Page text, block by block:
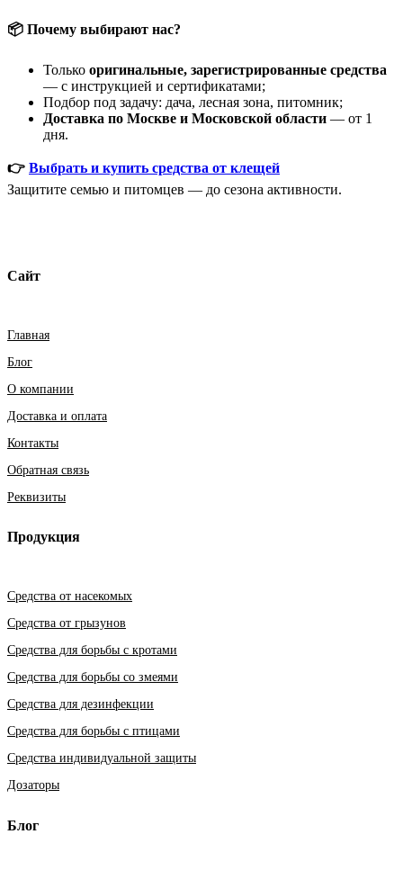
📦 Почему выбирают нас?
Только оригинальные, зарегистрированные средства
— с инструкцией и сертификатами;
Подбор под задачу: дача, лесная зона, питомник;
Доставка по Москве и Московской области — от 1
дня.
👉 Выбрать и купить средства от клещей
Защитите семью и питомцев — до сезона активности.
Сайт
Главная
Блог
О компании
Доставка и оплата
Контакты
Обратная связь
Реквизиты
Продукция
Средства от насекомых
Средства от грызунов
Средства для борьбы с кротами
Средства для борьбы со змеями
Средства для дезинфекции
Средства для борьбы с птицами
Средства индивидуальной защиты
Дозаторы
Блог